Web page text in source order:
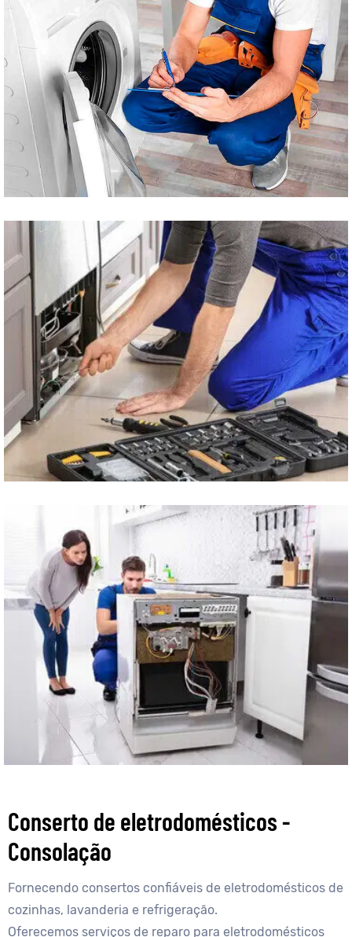
Conserto de eletrodomésticos -
Consolação
Fornecendo consertos confiáveis de eletrodomésticos de
cozinhas, lavanderia e refrigeração.
Oferecemos serviços de reparo para eletrodomésticos